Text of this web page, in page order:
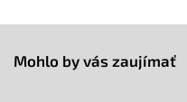
Mohlo by vás zaujímať